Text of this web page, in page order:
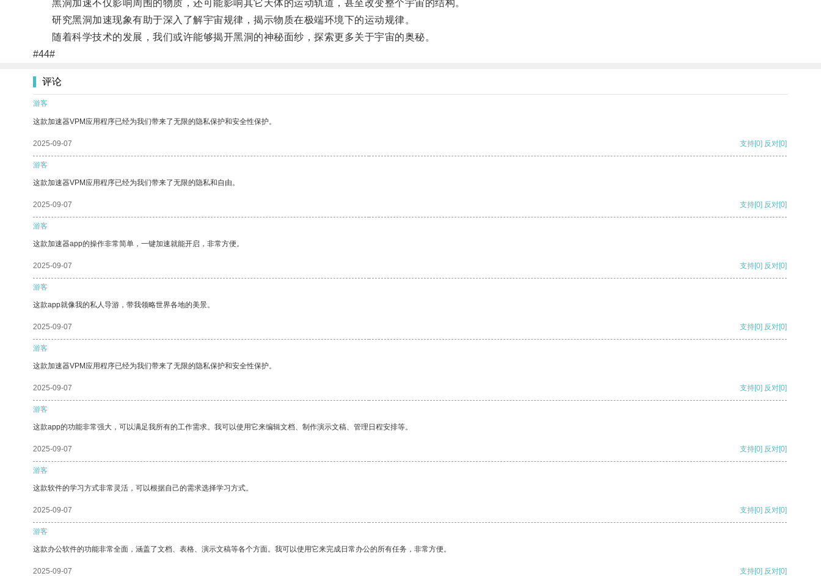
黑洞加速不仅影响周围的物质，还可能影响其它天体的运动轨道，甚至改变整个宇宙的结构。
研究黑洞加速现象有助于深入了解宇宙规律，揭示物质在极端环境下的运动规律。
随着科学技术的发展，我们或许能够揭开黑洞的神秘面纱，探索更多关于宇宙的奥秘。
#44#
评论
游客
这款加速器VPM应用程序已经为我们带来了无限的隐私保护和安全性保护。
2025-09-07 支持[0] 反对[0]
游客
这款加速器VPM应用程序已经为我们带来了无限的隐私和自由。
2025-09-07 支持[0] 反对[0]
游客
这款加速器app的操作非常简单，一键加速就能开启，非常方便。
2025-09-07 支持[0] 反对[0]
游客
这款app就像我的私人导游，带我领略世界各地的美景。
2025-09-07 支持[0] 反对[0]
游客
这款加速器VPM应用程序已经为我们带来了无限的隐私保护和安全性保护。
2025-09-07 支持[0] 反对[0]
游客
这款app的功能非常强大，可以满足我所有的工作需求。我可以使用它来编辑文档、制作演示文稿、管理日程安排等。
2025-09-07 支持[0] 反对[0]
游客
这款软件的学习方式非常灵活，可以根据自己的需求选择学习方式。
2025-09-07 支持[0] 反对[0]
游客
这款办公软件的功能非常全面，涵盖了文档、表格、演示文稿等各个方面。我可以使用它来完成日常办公的所有任务，非常方便。
2025-09-07 支持[0] 反对[0]